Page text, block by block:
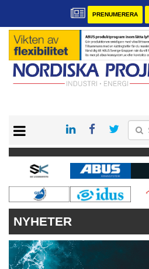
PRENUMERERA
KONTAKT
VÅRA ANDRA MAGASIN
PRENUMERERA
ANNONSERA
NYHETER